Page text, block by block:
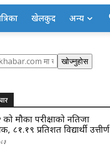
खेलकुद अन्य
खोज्नुहोस
को मौका परीक्षाको नतिजा
८१.१९ प्रतिशत विद्यार्थी उत्तीर्ण